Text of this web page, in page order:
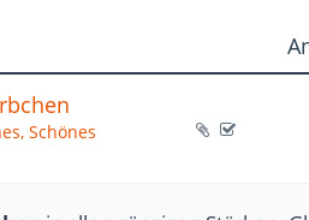
Schönes